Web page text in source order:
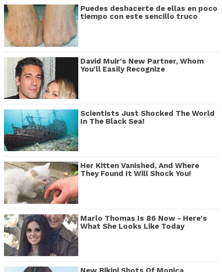
Puedes deshacerte de ellas en poco
tiempo con este sencillo truco
David Muir's New Partner, Whom
You'll Easily Recognize
Scientists Just Shocked The World
In The Black Sea!
Her Kitten Vanished, And Where
They Found It Will Shock You!
Marlo Thomas Is 86 Now - Here's
What She Looks Like Today